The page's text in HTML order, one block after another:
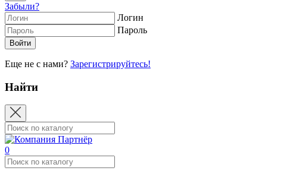
Забыли?
Логин
Пароль
Еще не с нами? Зарегистрируйтесь!
Найти
0